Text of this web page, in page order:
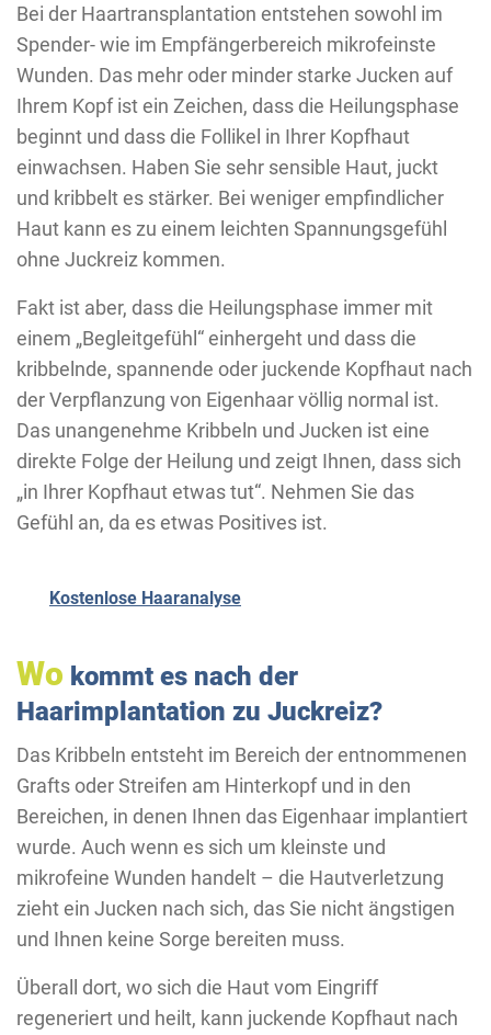
Bei der Haartransplantation entstehen sowohl im
Spender- wie im Empfängerbereich mikrofeinste
Wunden. Das mehr oder minder starke Jucken auf
Ihrem Kopf ist ein Zeichen, dass die Heilungsphase
beginnt und dass die Follikel in Ihrer Kopfhaut
einwachsen. Haben Sie sehr sensible Haut, juckt
und kribbelt es stärker. Bei weniger empfindlicher
Haut kann es zu einem leichten Spannungsgefühl
ohne Juckreiz kommen.
Fakt ist aber, dass die Heilungsphase immer mit
einem „Begleitgefühl“ einhergeht und dass die
kribbelnde, spannende oder juckende Kopfhaut nach
der Verpflanzung von Eigenhaar völlig normal ist.
Das unangenehme Kribbeln und Jucken ist eine
direkte Folge der Heilung und zeigt Ihnen, dass sich
„in Ihrer Kopfhaut etwas tut“. Nehmen Sie das
Gefühl an, da es etwas Positives ist.
Kostenlose Haaranalyse
Wo kommt es nach der
Haarimplantation zu Juckreiz?
Das Kribbeln entsteht im Bereich der entnommenen
Grafts oder Streifen am Hinterkopf und in den
Bereichen, in denen Ihnen das Eigenhaar implantiert
wurde. Auch wenn es sich um kleinste und
mikrofeine Wunden handelt – die Hautverletzung
zieht ein Jucken nach sich, das Sie nicht ängstigen
und Ihnen keine Sorge bereiten muss.
Überall dort, wo sich die Haut vom Eingriff
regeneriert und heilt, kann juckende Kopfhaut nach